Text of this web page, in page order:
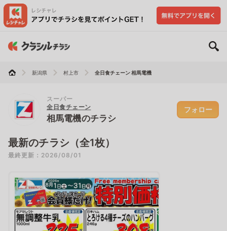
新潟県 村上市 全日食チェーン 相馬電機
スーパー
全日食チェーン
相馬電機のチラシ
フォロー
最新のチラシ（全1枚）
最終更新：2026/08/01